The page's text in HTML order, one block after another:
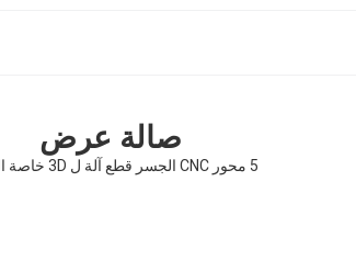
صالة عرض
5 محور CNC الجسر قطع آلة ل 3D خاصة الشكل